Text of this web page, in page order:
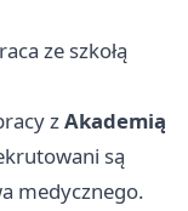
ze szkołą
zAkademią
są
medycznego.